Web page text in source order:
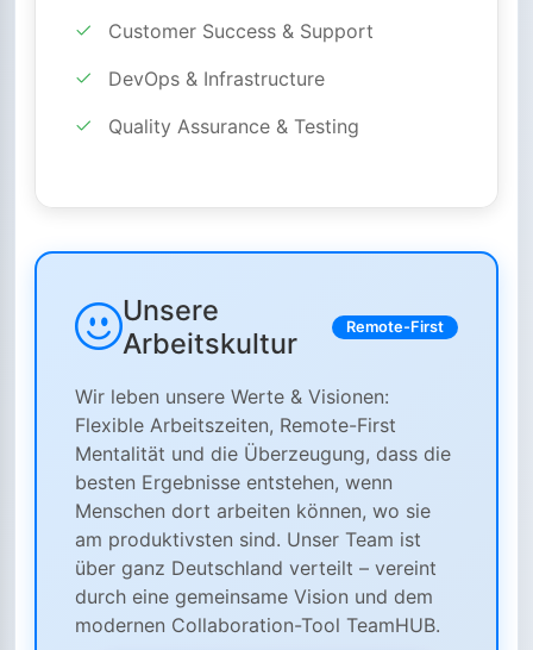
Customer Success & Support
DevOps & Infrastructure
Quality Assurance & Testing
Unsere
Arbeitskultur
Remote-First
Wir leben unsere Werte & Visionen:
Flexible Arbeitszeiten, Remote-First
Mentalität und die Überzeugung, dass die
besten Ergebnisse entstehen, wenn
Menschen dort arbeiten können, wo sie
am produktivsten sind. Unser Team ist
über ganz Deutschland verteilt – vereint
durch eine gemeinsame Vision und dem
modernen Collaboration-Tool TeamHUB.